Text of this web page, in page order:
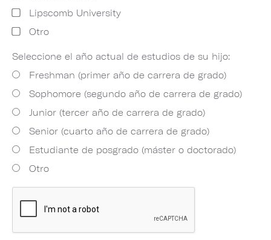
Lipscomb University
Otro
Seleccione el año actual de estudios de su hijo:
Freshman (primer año de carrera de grado)
Sophomore (segundo año de carrera de grado)
Junior (tercer año de carrera de grado)
Senior (cuarto año de carrera de grado)
Estudiante de posgrado (máster o doctorado)
Otro